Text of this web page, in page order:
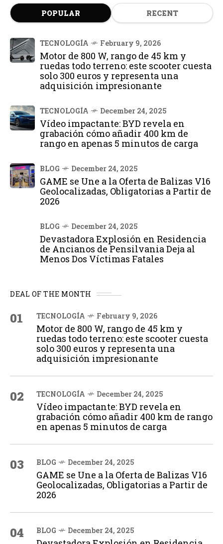
POPULAR RECENT
TECNOLOGÍA February 9, 2026
Motor de 800 W, rango de 45 km y
ruedas todo terreno: este scooter cuesta
solo 300 euros y representa una
adquisición impresionante
TECNOLOGÍA December 24, 2025
Vídeo impactante: BYD revela en
grabación cómo añadir 400 km de
rango en apenas 5 minutos de carga
BLOG December 24, 2025
GAME se Une a la Oferta de Balizas V16
Geolocalizadas, Obligatorias a Partir de
2026
BLOG December 24, 2025
Devastadora Explosión en Residencia
de Ancianos de Pensilvania Deja al
Menos Dos Víctimas Fatales
DEAL OF THE MONTH
01 TECNOLOGÍA February 9, 2026
Motor de 800 W, rango de 45 km y
ruedas todo terreno: este scooter cuesta
solo 300 euros y representa una
adquisición impresionante
02 TECNOLOGÍA December 24, 2025
Vídeo impactante: BYD revela en
grabación cómo añadir 400 km de rango
en apenas 5 minutos de carga
03 BLOG December 24, 2025
GAME se Une a la Oferta de Balizas V16
Geolocalizadas, Obligatorias a Partir de
2026
04 BLOG December 24, 2025